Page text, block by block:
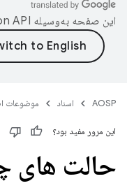
این صفحه به‌وسیله
AOSP اسناد موضوعات
این مرور مفید بود؟
حالت های